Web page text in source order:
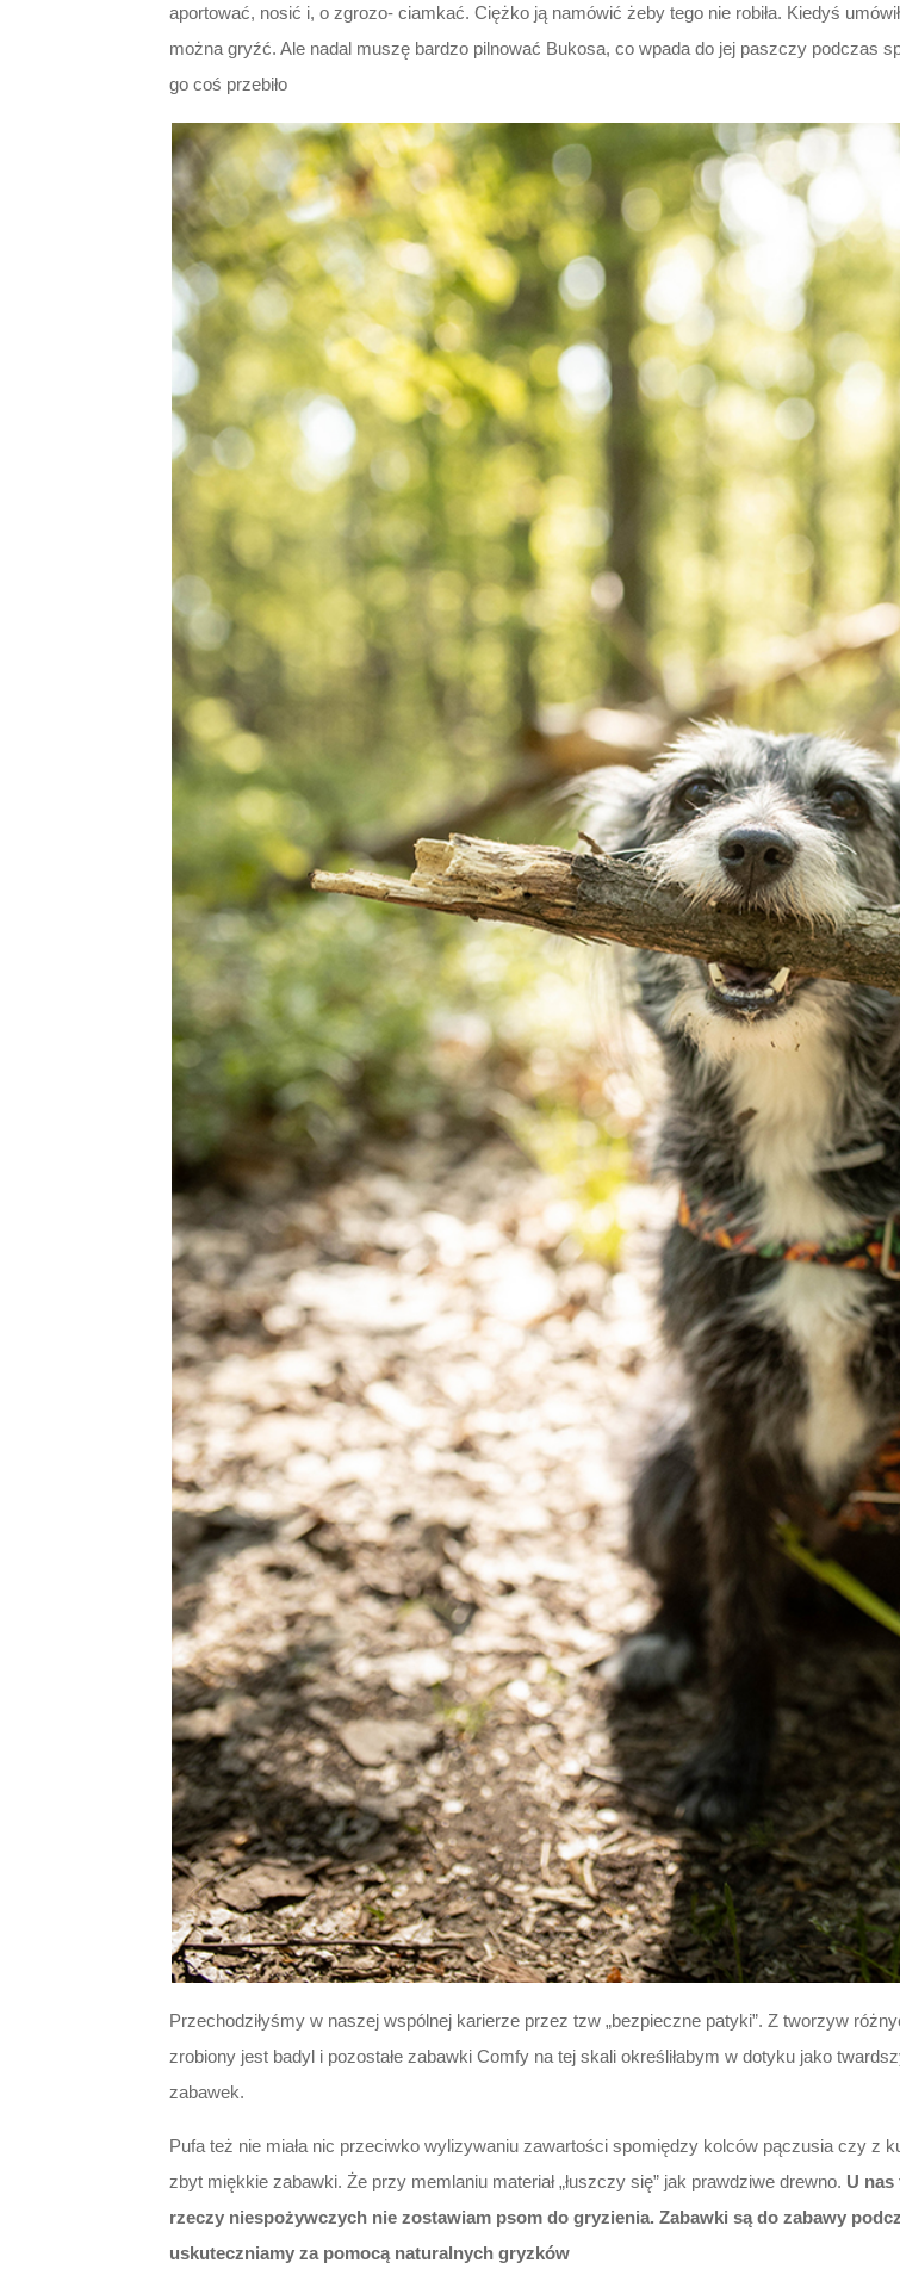
aportować, nosić i, o zgrozo- ciamkać. Ciężko ją namówić żeby tego nie robiła. Kiedyś
można gryźć. Ale nadal muszę bardzo pilnować Bukosa, co wpada do jej paszczy podczas
go coś przebiło
Przechodziłyśmy w naszej wspólnej karierze przez tzw „bezpieczne patyki”. Z tworzyw
zrobiony jest badyl i pozostałe zabawki Comfy na tej skali określiłabym w dotyku jako
zabawek.
Pufa też nie miała nic przeciwko wylizywaniu zawartości spomiędzy kolców pączusia czy z
zbyt miękkie zabawki. Że przy memlaniu materiał „łuszczy się” jak prawdziwe drewno. U nas
rzeczy niespożywczych nie zostawiam psom do gryzienia. Zabawki są do zabawy
uskuteczniamy za pomocą naturalnych gryzków